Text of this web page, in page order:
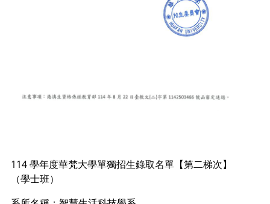
114 學年度華梵大學單獨招生錄取名單【第二梯次】
（學士班）